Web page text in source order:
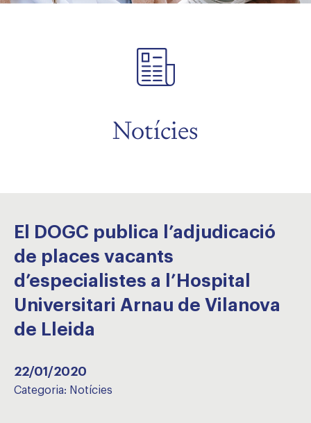
Notícies
El DOGC publica l’adjudicació
de places vacants
d’especialistes a l’Hospital
Universitari Arnau de Vilanova
de Lleida
22/01/2020
Categoria: Notícies